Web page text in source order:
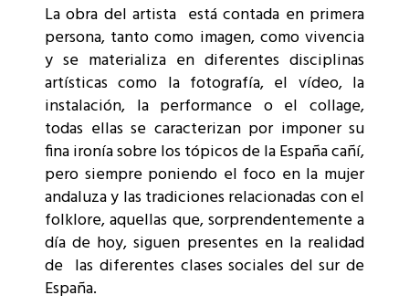
La obra del artista está contada en primera
persona, tanto como imagen, como vivencia
y se materializa en diferentes disciplinas
artísticas como la fotografía, el vídeo, la
instalación, la performance o el collage,
todas ellas se caracterizan por imponer su
fina ironía sobre los tópicos de la España cañí,
pero siempre poniendo el foco en la mujer
andaluza y las tradiciones relacionadas con el
folklore, aquellas que, sorprendentemente a
día de hoy, siguen presentes en la realidad
de las diferentes clases sociales del sur de
España.